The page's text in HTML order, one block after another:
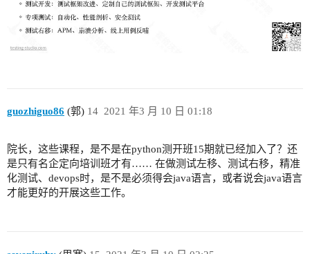
guozhiguo86 (郭) 2021 年3 月 10 日 01:18
14
院长，这些课程，是不是在python测开班15期就已经加入了？还
是只有名企定向培训班才有…… 在做测试左移、测试右移，精准
化测试、devops时，是不是必须得会java语言，或者说会java语言
才能更好的开展这些工作。